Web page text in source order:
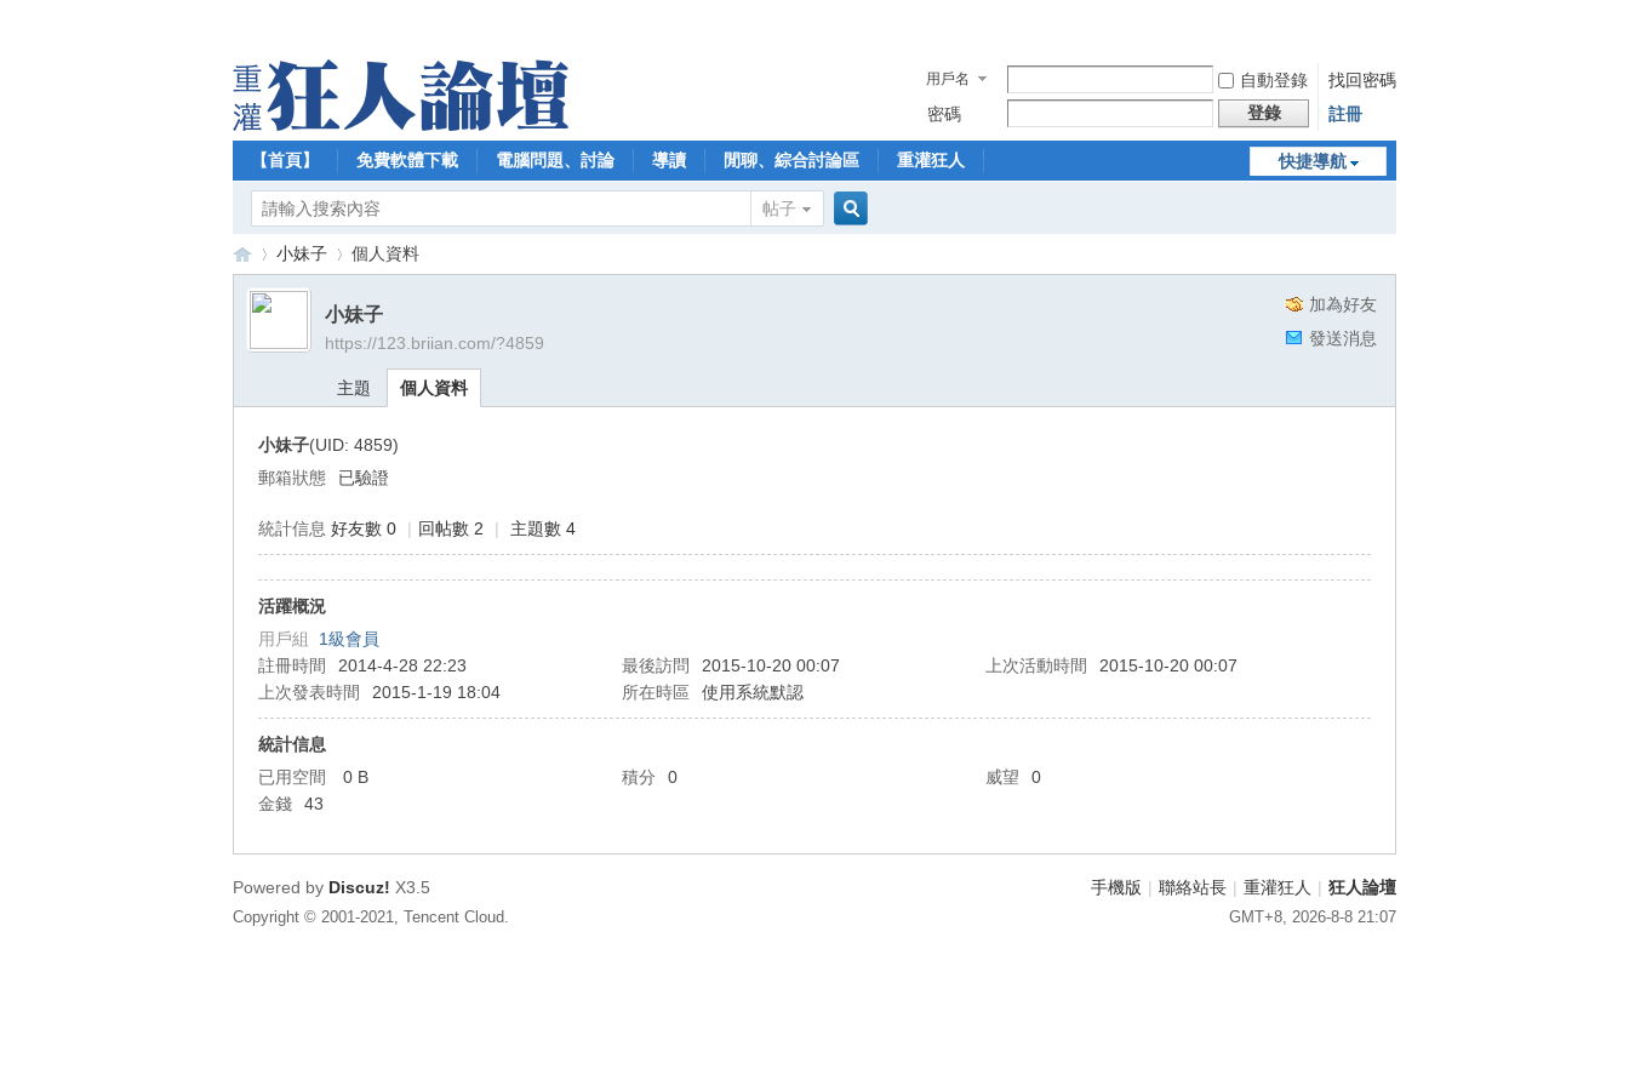
用戶名 自動登錄
找回密碼
密碼
登錄 註冊
快捷導航
【首頁】 免費軟體下載 電腦問題、討論 導讀 閒聊、綜合討論區 重灌狂人
帖子
›
小妹子 個人資料
加為好友
發送消息
小妹子
https://123.briian.com/?4859
主題 個人資料
小妹子(UID: 4859)
郵箱狀態
已驗證
統計信息 好友數 0 | 回帖數 2 | 主題數 4
活躍概況
用戶組 1級會員
註冊時間
2014-4-28 22:23 最後訪問 2015-10-20 00:07 上次活動時間
2015-10-20 00:07
上次發表時間
2015-1-19 18:04 所在時區 使用系統默認
統計信息
已用空間
0 B 積分 0 威望
0
金錢
43
手機版 | 聯絡站長 | 重灌狂人 | 狂人論壇
GMT+8, 2026-8-8 21:07
Powered by Discuz! X3.5
Copyright © 2001-2021, Tencent Cloud.